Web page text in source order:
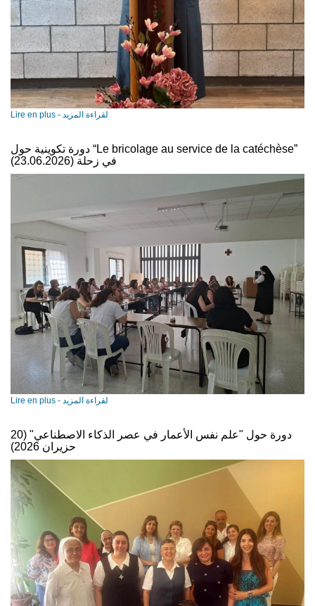
Lire en plus - لقراءة المزيد
دورة تكوينية حول “Le bricolage au service de la catéchèse”
في زحلة (23.06.2026)
Lire en plus - لقراءة المزيد
دورة حول "علم نفس الأعمار في عصر الذكاء الاصطناعي" (20
حزيران 2026)